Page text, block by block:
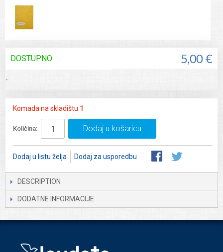
5,00 €
DOSTUPNO
-
Komada na skladištu 1
Količina: Dodaj u košaricu
Dodaj u listu želja Dodaj za usporedbu
DESCRIPTION
DODATNE INFORMACIJE